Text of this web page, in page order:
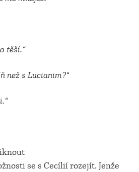
těší.“
než s Lucianim?“
se s Cecílií rozejít. Jenže